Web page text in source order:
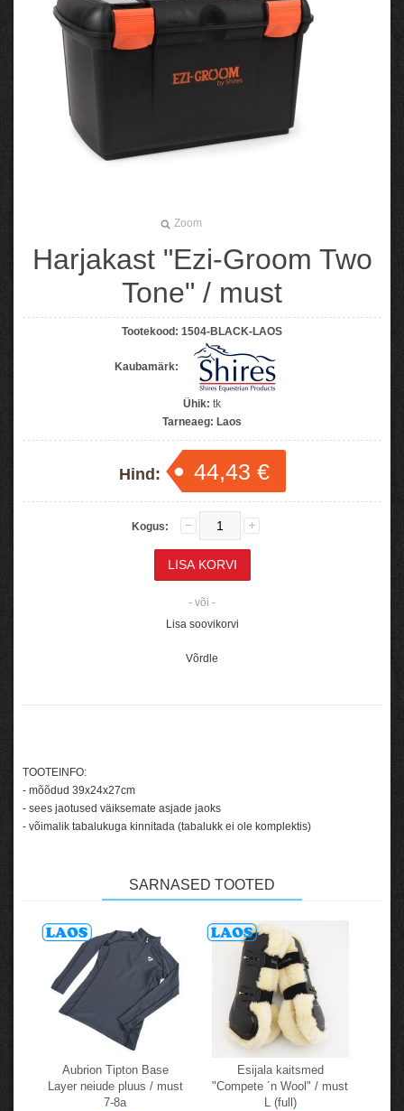
Zoom
Harjakast "Ezi-Groom Two
Tone" / must
Tootekood: 1504-BLACK-LAOS
Kaubamärk:
Ühik: tk
Tarneaeg: Laos
Hind: 44,43 €
Kogus:
- või -
Lisa soovikorvi
Võrdle
TOOTEINFO:
- mõõdud 39x24x27cm
- sees jaotused väiksemate asjade jaoks
- võimalik tabalukuga kinnitada (tabalukk ei ole komplektis)
SARNASED TOOTED
Aubrion Tipton Base
Layer neiude pluus / must
7-8a
Esijala kaitsmed
"Compete ´n Wool" / must
L (full)